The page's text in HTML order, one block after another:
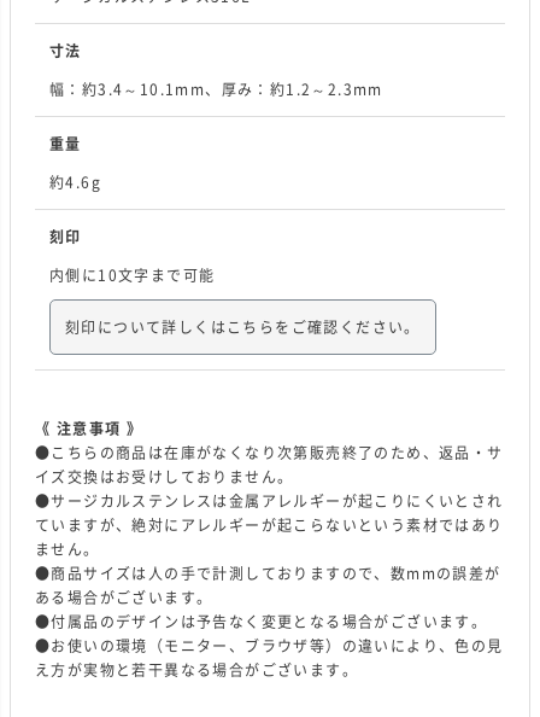
寸法
幅：約3.4～10.1mm、厚み：約1.2～2.3mm
重量
約4.6g
刻印
内側に10文字まで可能
刻印について詳しくはこちらをご確認ください。
《 注意事項 》
●こちらの商品は在庫がなくなり次第販売終了のため、返品・サ
イズ交換はお受けしておりません。
●サージカルステンレスは金属アレルギーが起こりにくいとされ
ていますが、絶対にアレルギーが起こらないという素材ではあり
ません。
●商品サイズは人の手で計測しておりますので、数mmの誤差が
ある場合がございます。
●付属品のデザインは予告なく変更となる場合がございます。
●お使いの環境（モニター、ブラウザ等）の違いにより、色の見
え方が実物と若干異なる場合がございます。